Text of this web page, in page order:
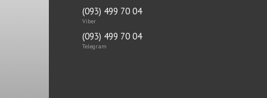
Фильтр масляный
Фильтр салона
(093) 499 70 04
Viber
(093) 499 70 04
Telegram